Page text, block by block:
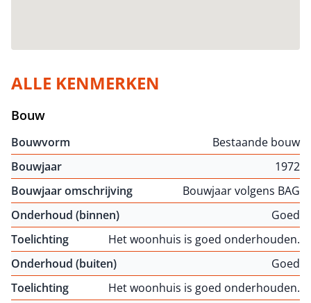
ALLE KENMERKEN
Bouw
Bouwvorm
Bestaande bouw
Bouwjaar
1972
Bouwjaar omschrijving
Bouwjaar volgens BAG
Onderhoud (binnen)
Goed
Toelichting
Het woonhuis is goed onderhouden.
Onderhoud (buiten)
Goed
Toelichting
Het woonhuis is goed onderhouden.